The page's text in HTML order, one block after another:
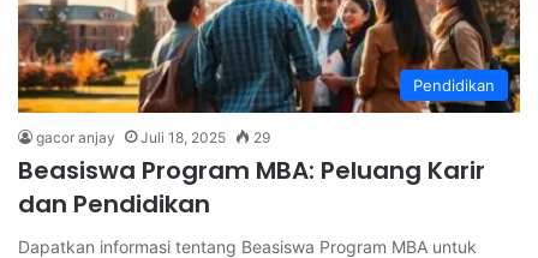
Pendidikan
gacor anjay Juli 18, 2025 29
Beasiswa Program MBA: Peluang Karir
dan Pendidikan
Dapatkan informasi tentang Beasiswa Program MBA untuk